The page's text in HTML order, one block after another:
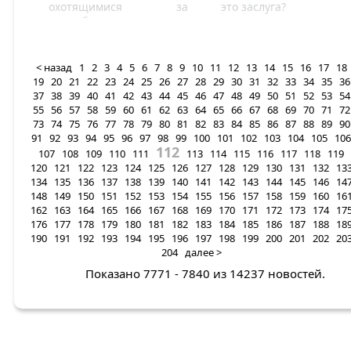
охотящимися за
подробностями ее
объявить о королевской
помолвке.
это заслуга?
< назад 1 2 3 4 5 6 7 8 9 10 11 12 13 14 15 16 17 18
19 20 21 22 23 24 25 26 27 28 29 30 31 32 33 34 35 36
37 38 39 40 41 42 43 44 45 46 47 48 49 50 51 52 53 54
55 56 57 58 59 60 61 62 63 64 65 66 67 68 69 70 71
72
73 74 75 76 77 78 79 80 81 82 83 84 85 86 87 88 89 90
91
92 93 94 95 96 97 98 99 100 101 102 103 104 105 106
107 108 109 110 111 112 113 114 115 116 117 118 119
120 121 122 123 124 125 126 127 128 129 130 131 132
134 135 136 137 138 139 140 141 142 143 144 145 146
148 149 150 151 152 153 154 155 156 157 158 159 160
162 163 164 165 166 167 168 169 170 171 172 173 174
176 177 178 179 180 181 182 183 184 185 186 187 188
190 191 192 193 194 195 196 197 198 199 200 201 202
204 далее >
Показано 7771 - 7840 из 14237 новостей.